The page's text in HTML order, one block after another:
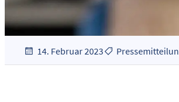
14. Februar 2023